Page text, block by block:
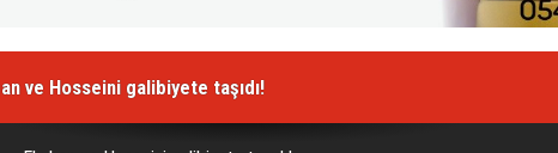
ve Hosseini galibiyete taşıdı!